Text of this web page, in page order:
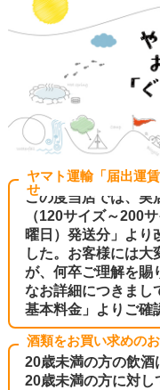
ヤマト運輸「届出運
せ
この度当店では、実
（120サイズ～200
曜日）発送分」より
した。お客様には大
が、何卒ご理解を賜
なお詳細につきまし
基本料金」
よりご確
酒類をお買い求めの
20歳未満の方の飲酒
20歳未満の方に対し